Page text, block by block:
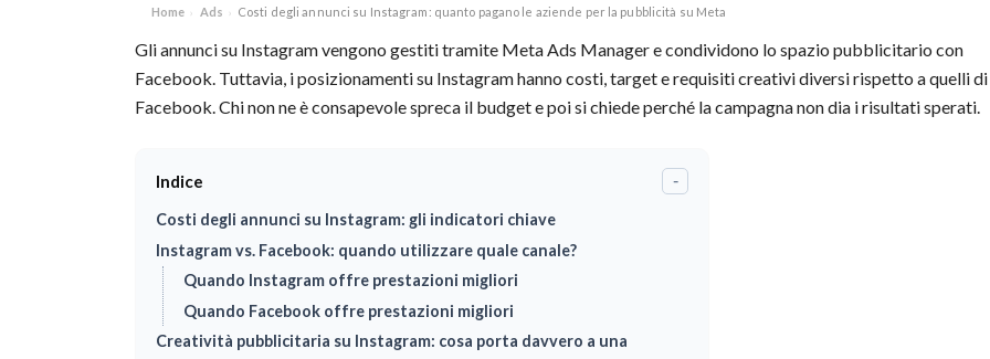
Home › Ads › Costi degli annunci su Instagram: quanto pagano le aziende per la pubblicità su Meta
Gli annunci su Instagram vengono gestiti tramite Meta Ads Manager e condividono lo spazio pubblicitario con
Facebook. Tuttavia, i posizionamenti su Instagram hanno costi, target e requisiti creativi diversi rispetto a quelli di
Facebook. Chi non ne è consapevole spreca il budget e poi si chiede perché la campagna non dia i risultati sperati.
Indice -
Costi degli annunci su Instagram: gli indicatori chiave
Instagram vs. Facebook: quando utilizzare quale canale?
Quando Instagram offre prestazioni migliori
Quando Facebook offre prestazioni migliori
Creatività pubblicitaria su Instagram: cosa porta davvero a una